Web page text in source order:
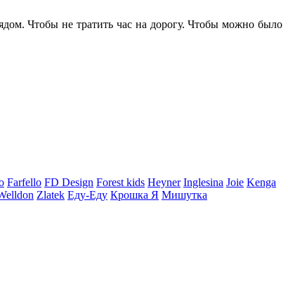
Чтобы не тратить час на дорогу. Чтобы можно было
Farfello FD Design Forest kids Heyner Inglesina Joie Kenga
Zlatek Еду-Еду Крошка Я Мишутка